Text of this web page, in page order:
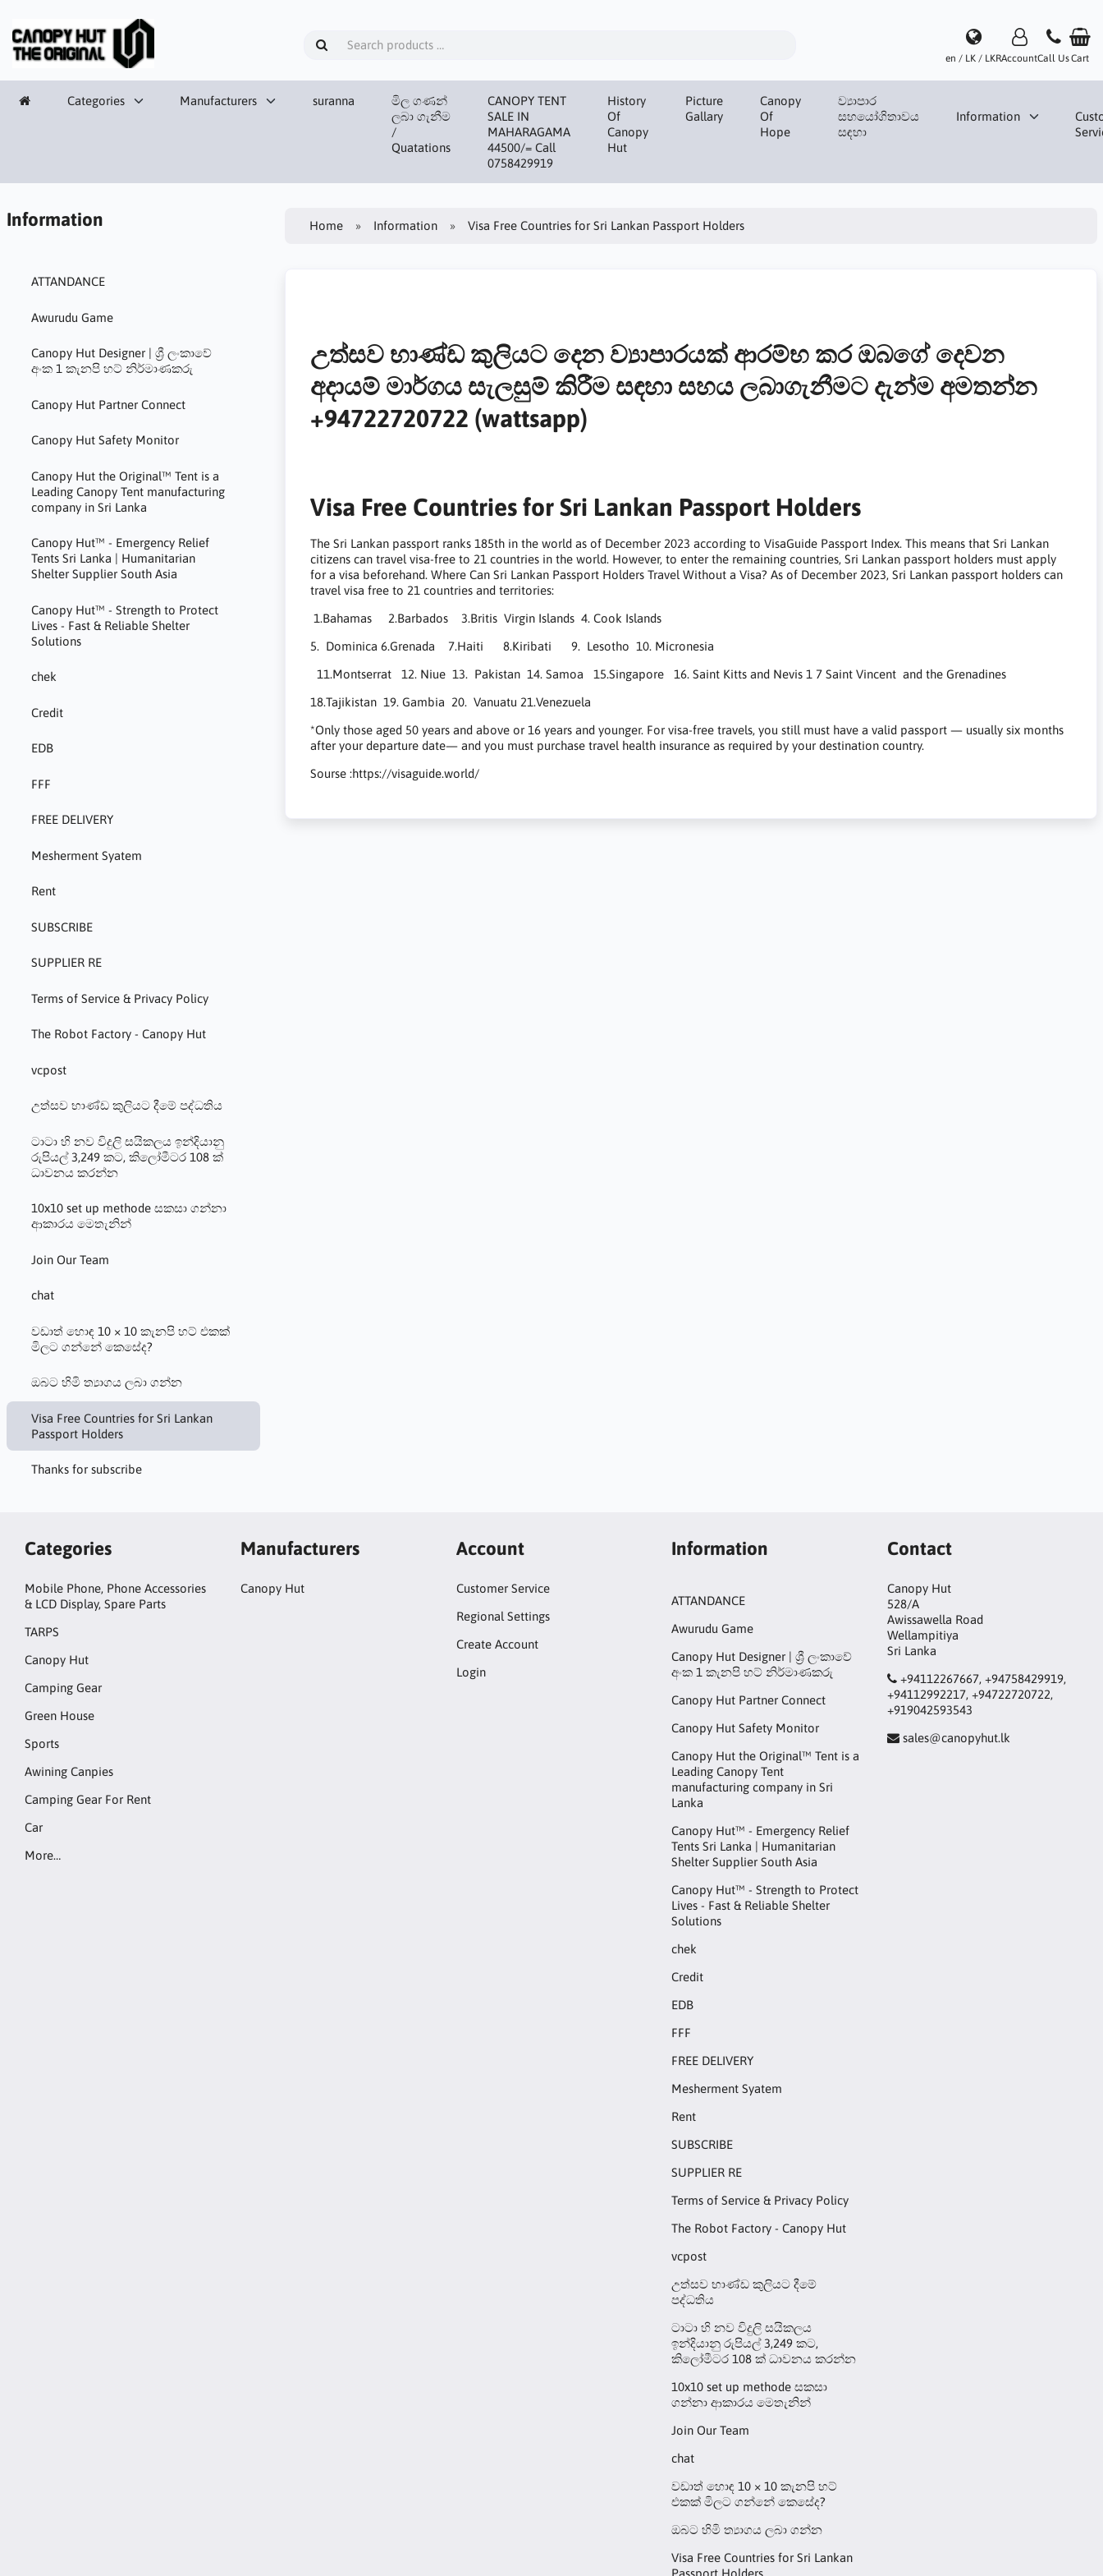
en / LK / LKRAccountCall UsCart
Categories Manufacturers suranna
මිල ගණන්
ලබා ගැනීම
/
Quatations
CANOPY TENT
SALE IN
MAHARAGAMA
44500/= Call
0758429919
History
Of
Canopy
Hut
Picture
Gallary
Canopy
Of
Hope
ව්‍යාපාර
සහයෝගිතාවය
සඳහා
Information
Information
ATTANDANCE
Awurudu Game
Canopy Hut Designer | ශ්‍රී ලංකාවේ
අංක 1 කැනපි හට් නිර්මාණකරු
Canopy Hut Partner Connect
Canopy Hut Safety Monitor
Canopy Hut the Original™ Tent is a
Leading Canopy Tent manufacturing
company in Sri Lanka
Canopy Hut™ - Emergency Relief
Tents Sri Lanka | Humanitarian
Shelter Supplier South Asia
Canopy Hut™ - Strength to Protect
Lives - Fast & Reliable Shelter
Solutions
chek
Credit
EDB
FFF
FREE DELIVERY
Mesherment Syatem
Rent
SUBSCRIBE
SUPPLIER RE
Terms of Service & Privacy Policy
The Robot Factory - Canopy Hut
vcpost
උත්සව භාණ්ඩ කුලියට දීමේ පද්ධතිය
ටාටා හි නව විදුලි සයිකලය ඉන්දියානු
රුපියල් 3,249 කට, කිලෝමීටර 108 ක්
ධාවනය කරන්න
10x10 set up methode සකසා ගන්නා
ආකාරය මෙතැනින්
Join Our Team
chat
වඩාත් හොඳ 10 × 10 කැනපි හට් එකක්
මිලට ගන්නේ කෙසේද?
ඔබට හිමි ත්‍යාගය ලබා ගන්න
Visa Free Countries for Sri Lankan
Passport Holders
Thanks for subscribe
Home Information Visa Free Countries for Sri Lankan Passport Holders
උත්සව භාණ්ඩ කුලියට දෙන ව්‍යාපාරයක් ආරම්භ කර ඔබගේ දෙවන
අදායම් මාර්ගය සැලසුම් කිරීම සඳහා සහය ලබාගැනීමට දැන්ම අමතන්න
+94722720722 (wattsapp)
Visa Free Countries for Sri Lankan Passport Holders
The Sri Lankan passport ranks 185th in the world as of December 2023 according to VisaGuide Passport Index. This means that Sri Lankan
citizens can travel visa-free to 21 countries in the world. However, to enter the remaining countries, Sri Lankan passport holders must apply
for a visa beforehand. Where Can Sri Lankan Passport Holders Travel Without a Visa? As of December 2023, Sri Lankan passport holders can
travel visa free to 21 countries and territories:
1.Bahamas 2.Barbados 3.Britis Virgin Islands 4. Cook Islands
5. Dominica 6.Grenada 7.Haiti 8.Kiribati 9. Lesotho 10. Micronesia
11.Montserrat 12. Niue 13. Pakistan 14. Samoa 15.Singapore 16. Saint Kitts and Nevis 1 7 Saint Vincent and the Grenadines
18.Tajikistan 19. Gambia 20. Vanuatu 21.Venezuela
*Only those aged 50 years and above or 16 years and younger. For visa-free travels, you still must have a valid passport — usually six months
after your departure date— and you must purchase travel health insurance as required by your destination country.
Sourse :https://visaguide.world/
Categories
Mobile Phone, Phone Accessories
& LCD Display, Spare Parts
TARPS
Canopy Hut
Camping Gear
Green House
Sports
Awining Canpies
Camping Gear For Rent
Car
More…
Manufacturers
Canopy Hut
Account
Customer Service
Regional Settings
Create Account
Login
Information
ATTANDANCE
Awurudu Game
Canopy Hut Designer | ශ්‍රී ලංකාවේ
අංක 1 කැනපි හට් නිර්මාණකරු
Canopy Hut Partner Connect
Canopy Hut Safety Monitor
Canopy Hut the Original™ Tent is a
Leading Canopy Tent
manufacturing company in Sri
Lanka
Canopy Hut™ - Emergency Relief
Tents Sri Lanka | Humanitarian
Shelter Supplier South Asia
Canopy Hut™ - Strength to Protect
Lives - Fast & Reliable Shelter
Solutions
chek
Credit
EDB
FFF
FREE DELIVERY
Mesherment Syatem
Rent
SUBSCRIBE
SUPPLIER RE
Terms of Service & Privacy Policy
The Robot Factory - Canopy Hut
vcpost
උත්සව භාණ්ඩ කුලියට දීමේ
පද්ධතිය
ටාටා හි නව විදුලි සයිකලය
ඉන්දියානු රුපියල් 3,249 කට,
කිලෝමීටර 108 ක් ධාවනය කරන්න
10x10 set up methode සකසා
ගන්නා ආකාරය මෙතැනින්
Join Our Team
chat
වඩාත් හොඳ 10 × 10 කැනපි හට්
එකක් මිලට ගන්නේ කෙසේද?
ඔබට හිමි ත්‍යාගය ලබා ගන්න
Visa Free Countries for Sri Lankan
Passport Holders
Contact
Canopy Hut
528/A
Awissawella Road
Wellampitiya
Sri Lanka
+94112267667, +94758429919,
+94112992217, +94722720722,
+919042593543
sales@canopyhut.lk